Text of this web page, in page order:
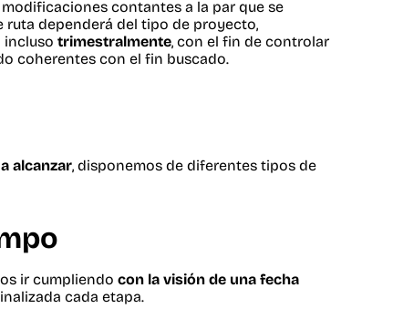
contantes a la par que se
ruta dependerá del tipo de proyecto,
inclusotrimestralmente, con el fin de controlar
coherentes con el fin buscado.
alcanzar, disponemos de diferentes tipos de
ir cumpliendocon la visión de una fecha
cada etapa.